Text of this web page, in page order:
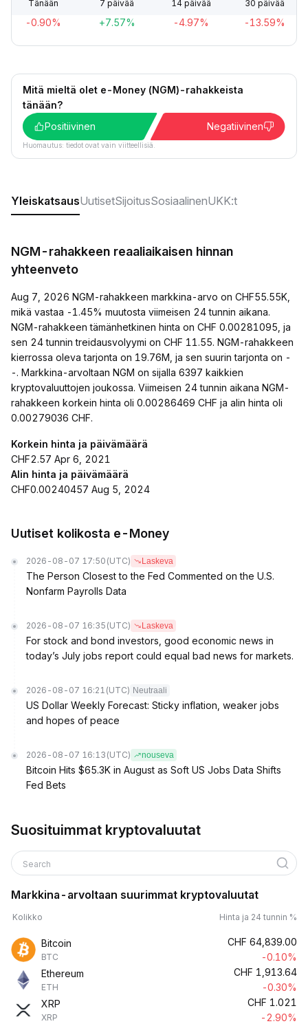
Tänään 7 päivää 14 päivää 30 päivää
-0.90% +7.57% -4.97% -13.59%
Mitä mieltä olet e-Money (NGM)-rahakkeista
tänään?
Positiivinen
Negatiivinen
Huomautus: tiedot ovat vain viitteellisiä.
YleiskatsausUutisetSijoitusSosiaalinenUKK:t
NGM-rahakkeen reaaliaikaisen hinnan
yhteenveto
Aug 7, 2026 NGM-rahakkeen markkina-arvo on CHF55.55K,
mikä vastaa -1.45% muutosta viimeisen 24 tunnin aikana.
NGM-rahakkeen tämänhetkinen hinta on CHF 0.00281095, ja
sen 24 tunnin treidausvolyymi on CHF 11.55. NGM-rahakkeen
kierrossa oleva tarjonta on 19.76M, ja sen suurin tarjonta on -
-. Markkina-arvoltaan NGM on sijalla 6397 kaikkien
kryptovaluuttojen joukossa. Viimeisen 24 tunnin aikana NGM-
rahakkeen korkein hinta oli 0.00286469 CHF ja alin hinta oli
0.00279036 CHF.
Korkein hinta ja päivämäärä
CHF2.57 Apr 6, 2021
Alin hinta ja päivämäärä
CHF0.00240457 Aug 5, 2024
Uutiset kolikosta e-Money
2026-08-07 17:50 (UTC) Laskeva
The Person Closest to the Fed Commented on the U.S.
Nonfarm Payrolls Data
2026-08-07 16:35 (UTC) Laskeva
For stock and bond investors, good economic news in
today’s July jobs report could equal bad news for markets.
2026-08-07 16:21 (UTC) Neutraali
US Dollar Weekly Forecast: Sticky inflation, weaker jobs
and hopes of peace
2026-08-07 16:13 (UTC) nouseva
Bitcoin Hits $65.3K in August as Soft US Jobs Data Shifts
Fed Bets
Suosituimmat kryptovaluutat
Search
Markkina-arvoltaan suurimmat kryptovaluutat
Kolikko Hinta ja 24 tunnin %
Bitcoin
BTC
CHF 64,839.00
-0.10%
Ethereum
ETH
CHF 1,913.64
-0.30%
XRP
XRP
CHF 1.021
-2.90%